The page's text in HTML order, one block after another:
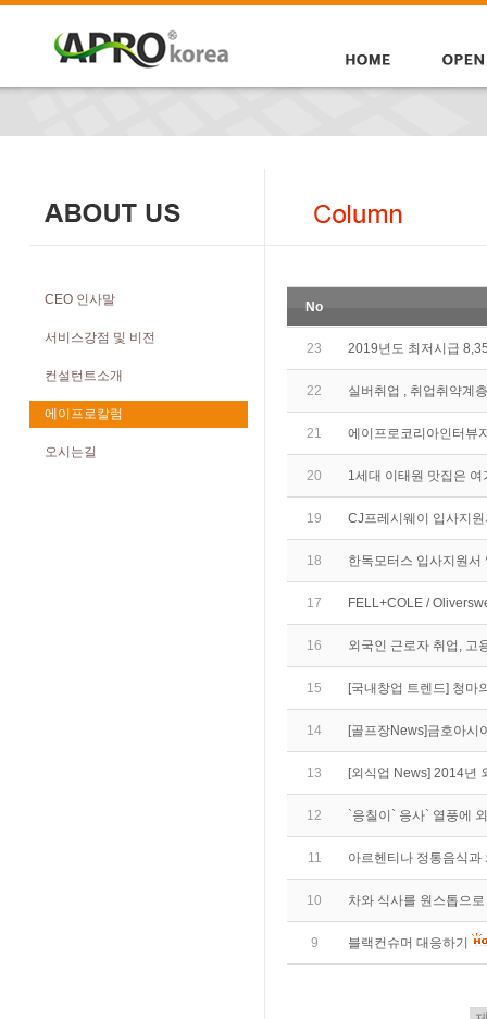
CEO 인사말
서비스강점 및 비전
컨설턴트소개
에이프로칼럼
오시는길
No
23 2019년도 최저시급
22 실버취업 , 취업취약계
21 에이프로코리아인터뷰
20 1세대 이태원 맛집은
19 CJ프레시웨이 입사지
18 한독모터스 입사지원서
17 FELL+COLE /
16 외국인 근로자 취업, 고
15 [국내창업 트렌드] 청
14 [골프장News]금호아
13 [외식업 News] 2014년
12 `응칠이` 응사` 열풍에
11 아르헨티나 정통음식
10 차와 식사를 원스톱으
9 블랙컨슈머 대응하기